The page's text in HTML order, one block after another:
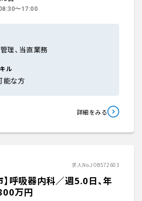
〜17:00
理、当直業務
ル
能な方
詳細をみる
求人No.JOB572603
】呼吸器内科／週5.0日、年
万円